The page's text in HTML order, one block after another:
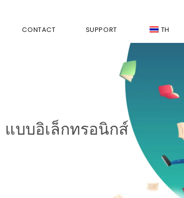
CONTACT SUPPORT TH
บบอิเล็กทรอนิกส์